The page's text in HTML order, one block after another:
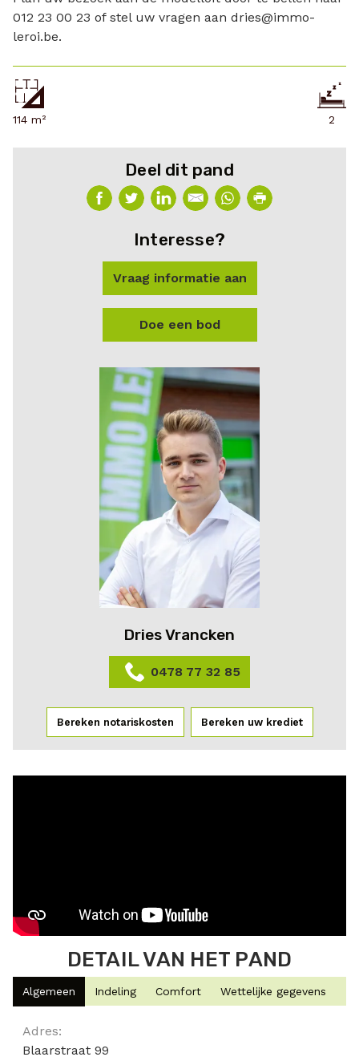
012 23 00 23 of stel uw vragen aan dries@immo-
leroi.be.
114 m² 2
Deel dit pand
Interesse?
Vraag informatie aan
Doe een bod
Dries Vrancken
0478 77 32 85
Bereken notariskosten Bereken uw krediet
DETAIL VAN HET PAND
Algemeen Indeling Comfort Wettelijke gegevens
Algemeen
Adres:
Blaarstraat 99